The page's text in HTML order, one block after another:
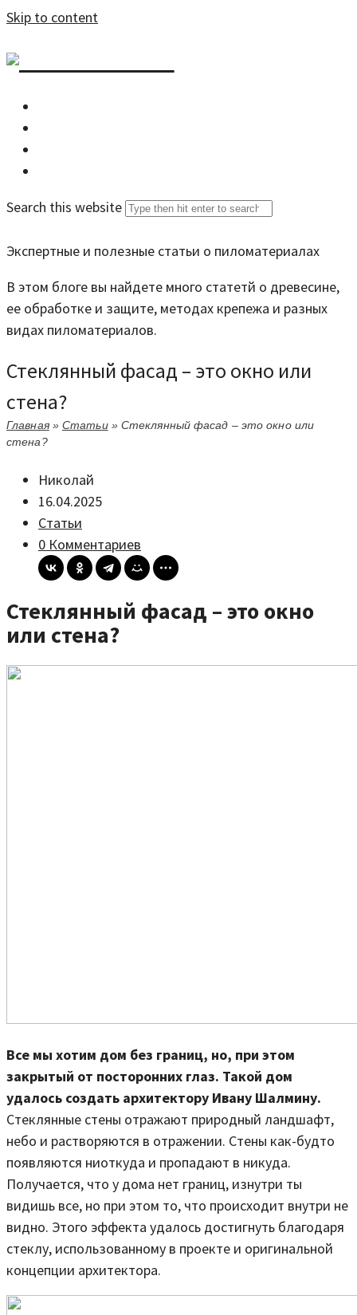
Skip to content
Search this website
Экспертные и полезные статьи о пиломатериалах
В этом блоге вы найдете много статетй о древесине,
ее обработке и защите, методах крепежа и разных
видах пиломатериалов.
Стеклянный фасад – это окно или
стена?
Главная»Статьи» Стеклянный фасад – это окно или
стена?
Николай
16.04.2025
Статьи
0 Комментариев
Стеклянный фасад – это окно
или стена?
Все мы хотим дом без границ, но, при этом
закрытый от посторонних глаз. Такой дом
удалось создать архитектору Ивану Шалмину.
Стеклянные стены отражают природный ландшафт,
небо и растворяются в отражении. Стены как-будто
появляются ниоткуда и пропадают в никуда.
Получается, что у дома нет границ, изнутри ты
видишь все, но при этом то, что происходит внутри не
видно. Этого эффекта удалось достигнуть благодаря
стеклу, использованному в проекте и оригинальной
концепции архитектора.